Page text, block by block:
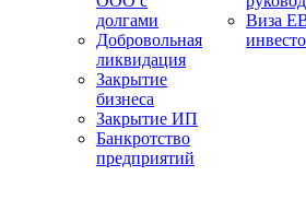
долгами
Добровольная
ликвидация
Закрытие
бизнеса
Закрытие ИП
Банкротство
предприятий
Виза